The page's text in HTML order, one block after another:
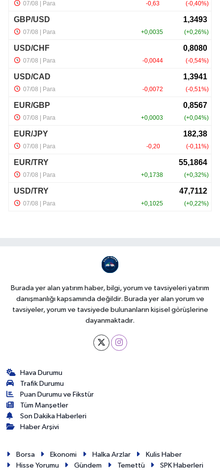
Burada yer alan yatırım haber, bilgi, yorum ve tavsiyeleri yatırım
danışmanlığı kapsamında değildir. Burada yer alan yorum ve
tavsiyeler, yorum ve tavsiyede bulunanların kişisel görüşlerine
dayanmaktadır.
Hava Durumu
Trafik Durumu
Puan Durumu ve Fikstür
Tüm Manşetler
Son Dakika Haberleri
Haber Arşivi
Borsa Ekonomi Halka Arzlar
Kulis Haber
Hisse Yorumu
Gündem Temettü
SPK Haberleri